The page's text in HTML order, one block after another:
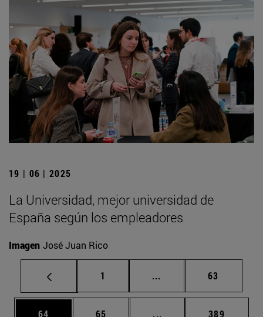
19 | 06 | 2025
La Universidad, mejor universidad de
España según los empleadores
Imagen José Juan Rico
Página
1 ... Páginas intermedias
Página
63
Página
64 Página
65 ... Páginas intermedias
Página
389